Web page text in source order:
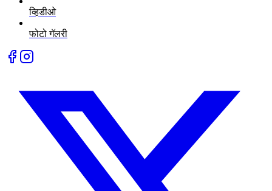
व्हिडीओ
फोटो गॅलरी